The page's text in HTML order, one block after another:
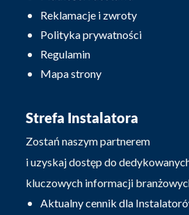
Reklamacje i zwroty
Polityka prywatności
Regulamin
Mapa strony
Strefa Instalatora
Zostań naszym partnerem
i uzyskaj dostęp do
kluczowych informacji
Aktualny cennik dla